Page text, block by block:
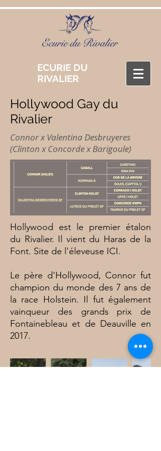
ECURIE DU
RIVALIER
Hollywood Gay du
Rivalier
Connor x Valentina Desbruyeres
(Clinton x Concorde x Barigoule)
Hollywood est le premier étalon
du Rivalier. Il vient du Haras de la
Font. Site de l'éleveuse ICI.
Le père d'Hollywood, Connor fut
champion du monde des 7 ans de
la race Holstein. Il fut également
vainqueur des grands prix de
Fontainebleau et de Deauville en
2017.